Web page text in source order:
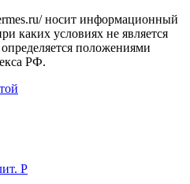
носит информационный
каких условиях не является
положениями
РФ.
Р